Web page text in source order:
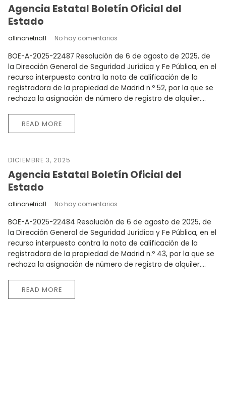
Agencia Estatal Boletín Oficial del
Estado
allinonetrial1 No hay comentarios
BOE-A-2025-22487 Resolución de 6 de agosto de 2025, de
la Dirección General de Seguridad Jurídica y Fe Pública, en el
recurso interpuesto contra la nota de calificación de la
registradora de la propiedad de Madrid n.º 52, por la que se
rechaza la asignación de número de registro de alquiler....
READ MORE
DICIEMBRE 3, 2025
Agencia Estatal Boletín Oficial del
Estado
allinonetrial1 No hay comentarios
BOE-A-2025-22484 Resolución de 6 de agosto de 2025, de
la Dirección General de Seguridad Jurídica y Fe Pública, en el
recurso interpuesto contra la nota de calificación de la
registradora de la propiedad de Madrid n.º 43, por la que se
rechaza la asignación de número de registro de alquiler....
READ MORE